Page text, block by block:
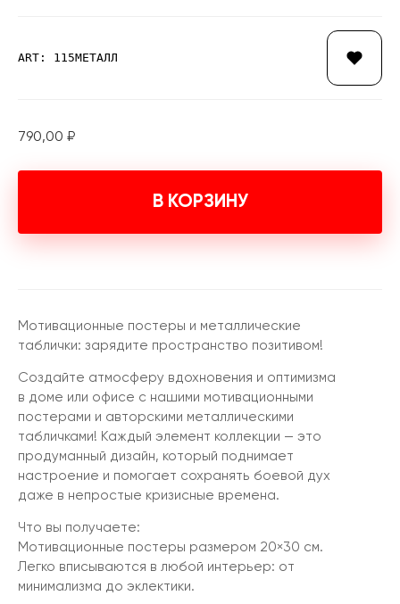
ART: 115МЕТАЛЛ
790,00 ₽
В КОРЗИНУ
Мотивационные постеры и металлические
таблички: зарядите пространство позитивом!
Создайте атмосферу вдохновения и оптимизма
в доме или офисе с нашими мотивационными
постерами и авторскими металлическими
табличками! Каждый элемент коллекции — это
продуманный дизайн, который поднимает
настроение и помогает сохранять боевой дух
даже в непростые кризисные времена.
Что вы получаете:
Мотивационные постеры размером 20×30 см.
Легко вписываются в любой интерьер: от
минимализма до эклектики.